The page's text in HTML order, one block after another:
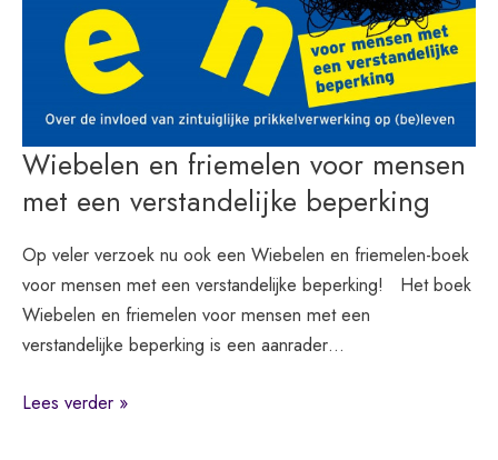
Wiebelen en friemelen voor mensen
met een verstandelijke beperking
Op veler verzoek nu ook een Wiebelen en friemelen-boek
voor mensen met een verstandelijke beperking! Het boek
Wiebelen en friemelen voor mensen met een
verstandelijke beperking is een aanrader…
Wiebelen
Lees verder »